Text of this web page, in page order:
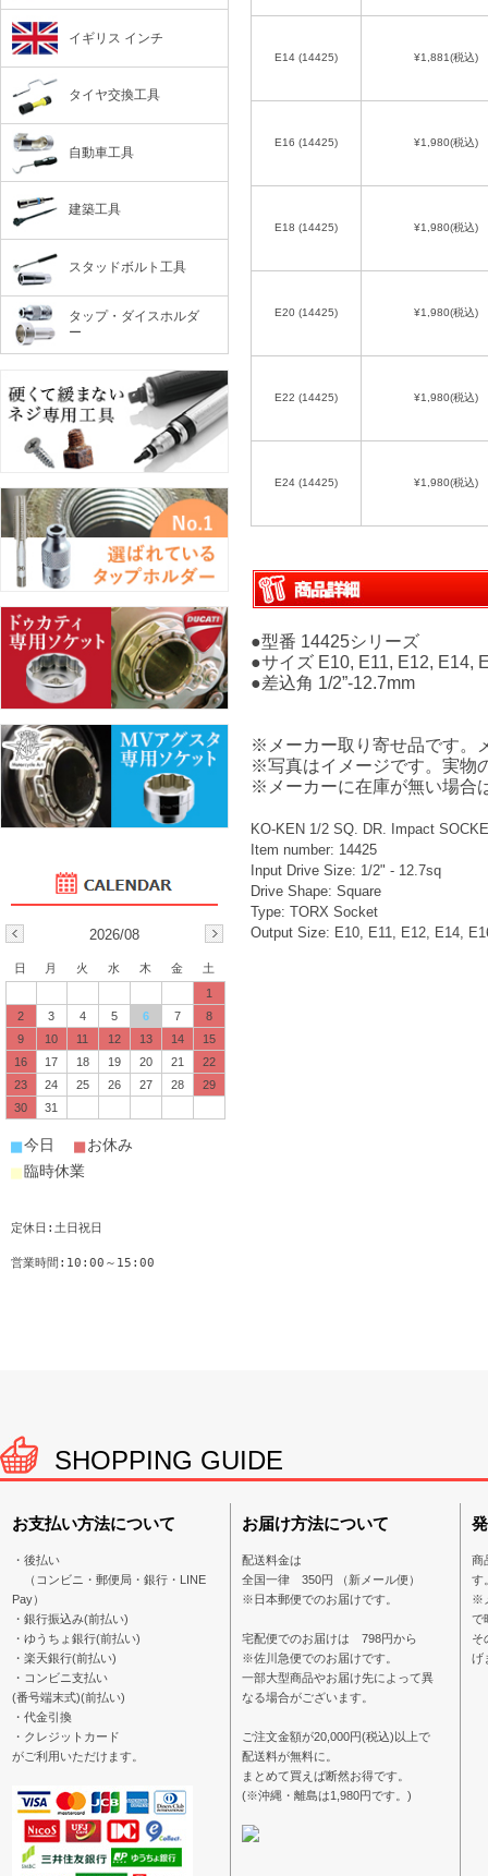
E14 (14425) ¥1,881(税込)
E16 (14425) ¥1,980(税込)
E18 (14425) ¥1,980(税込)
E20 (14425) ¥1,980(税込)
E22 (14425) ¥1,980(税込)
E24 (14425) ¥1,980(税込)
●型番 14425シリーズ
●サイズ E10, E11, E12, E14,
●差込角 1/2”-12.7mm
※メーカー取り寄せ品です。
※写真はイメージです。実物
※メーカーに在庫が無い場合
KO-KEN 1/2 SQ. DR. Impact
Item number: 14425
Input Drive Size: 1/2" - 12.7sq
Drive Shape: Square
Type: TORX Socket
Output Size: E10, E11, E12, E14,
イギリス インチ
タイヤ交換工具
自動車工具
建築工具
スタッドボルト工具
タップ・ダイスホルダ
ー
2026/08
日 月 火 水 木 金
土
1
2
3 4 5 6 7
8
9
10 11 12 13 14
15
16
17 18 19 20 21
22
23
24 25 26 27 28
29
30
31
■今日 ■お休み
■臨時休業
定休日:土日祝日
営業時間:10:00～15:00
SHOPPING GUIDE
お支払い方法について
・後払い
（コンビニ・郵便局・銀行・LINE
Pay）
・銀行振込み(前払い)
・ゆうちょ銀行(前払い)
・楽天銀行(前払い)
・コンビニ支払い
(番号端末式)(前払い)
・代金引換
・クレジットカード
がご利用いただけます。
お届け方法について
配送料金は
全国一律 350円 （新メール便）
※日本郵便でのお届けです。
宅配便でのお届けは 798円から
※佐川急便でのお届けです。
一部大型商品やお届け先によって異
なる場合がございます。
ご注文金額が20,000円(税込)以上で
配送料が無料に。
まとめて買えば断然お得です。
(※沖縄・離島は1,980円です。)
商
す
※
で
そ
げ